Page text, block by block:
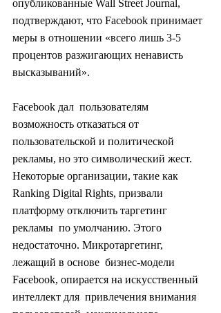
опубликованные Wall Street Journal,
подтверждают, что Facebook принимает
меры в отношении «всего лишь 3-5
процентов разжигающих ненависть
высказываний».
Facebook дал  пользователям
возможность отказаться от
пользовательской и политической
рекламы, но это символический жест.
Некоторые организации, такие как
Ranking Digital Rights, призвали
платформу отключить таргетинг
рекламы  по умолчанию. Этого
недостаточно. Микротаргетинг,
лежащий в основе  бизнес-модели
Facebook, опирается на искусственный
интеллект для  привлечения внимания